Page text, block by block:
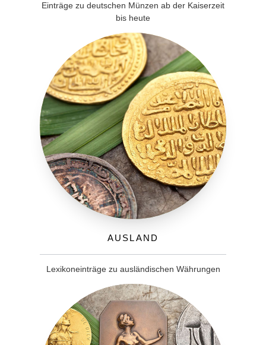
Einträge zu deutschen Münzen ab der Kaiserzeit
bis heute
Ausland
Lexikoneinträge zu ausländischen Währungen